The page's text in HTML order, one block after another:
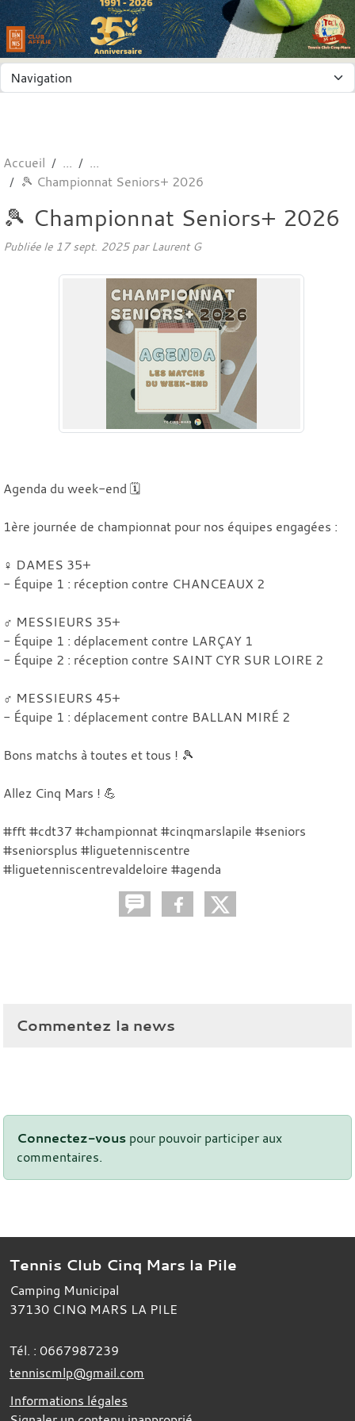
Accueil
🎾 Championnat Seniors+ 2026
🎾 Championnat Seniors+ 2026
Publiée le 17 sept. 2025par Laurent G
Agenda du week-end 🗓️
1ère journée de championnat pour nos équipes engagées :
♀️ DAMES 35+
- Équipe 1 : réception contre CHANCEAUX 2
♂️ MESSIEURS 35+
- Équipe 1 : déplacement contre LARÇAY 1
- Équipe 2 : réception contre SAINT CYR SUR LOIRE 2
♂️ MESSIEURS 45+
- Équipe 1 : déplacement contre BALLAN MIRÉ 2
Bons matchs à toutes et tous ! 🎾
Allez Cinq Mars ! 💪
#fft #cdt37 #championnat #cinqmarslapile #seniors
#seniorsplus #liguetenniscentre
#liguetenniscentrevaldeloire #agenda
Commentez la news
Connectez-vous pour pouvoir participer aux
commentaires.
Tennis Club Cinq Mars la Pile
Camping Municipal
37130 CINQ MARS LA PILE
Tél. : 0667987239
tenniscmlp@gmail.com
Informations légales
Panneau de gestion des cookies